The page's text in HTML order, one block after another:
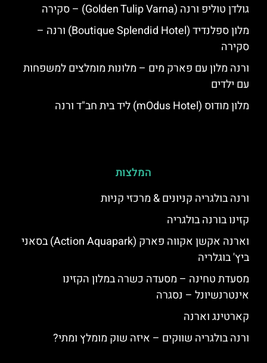
גולדן טוליפ ורנה (Golden Tulip Varna) – סקירה
מלון ספלנדיד (Boutique Splendid Hotel) ורנה –
סקירה
ורנה מלון עם פארק מים – מלונות מומלצים למשפחות
עם ילדים
מלון מודוס (mOdus Hotel) ליד בית חב"ד ורנה
המלצות
ורנה בולגריה קניונים & מרכזי קניות
קזינו בורנה בולגריה
וארנה אקשן אקווה פארק (Action Aquapark) בסאני
ביץ' בוגלריה
מסעדת טחינה – מסעדה כשרה במלון הקזינו
אינטרנשיונל – נסגרה
קארטינג וארנה
ורנה בולגריה שווקים – איזה שוק מומלץ ומתי?